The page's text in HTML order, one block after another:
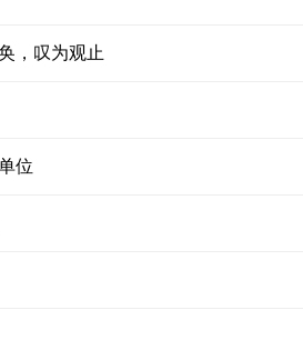
，叹为观止
位